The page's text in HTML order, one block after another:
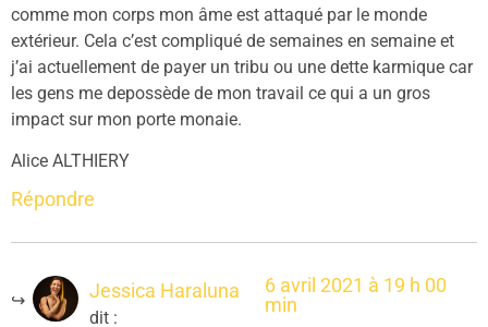
comme mon corps mon âme est attaqué par le monde
extérieur. Cela c’est compliqué de semaines en semaine et
j’ai actuellement de payer un tribu ou une dette karmique car
les gens me depossède de mon travail ce qui a un gros
impact sur mon porte monaie.
Alice ALTHIERY
Répondre
Jessica Haraluna
dit :
6 avril 2021 à 19 h 00
min